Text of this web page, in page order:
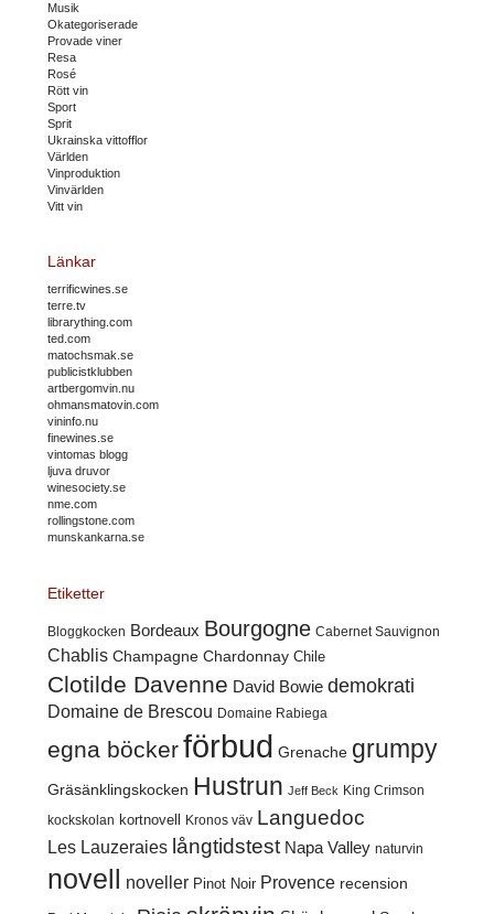
Musik
Okategoriserade
Provade viner
Resa
Rosé
Rött vin
Sport
Sprit
Ukrainska vittofflor
Världen
Vinproduktion
Vinvärlden
Vitt vin
Länkar
terrificwines.se
terre.tv
librarything.com
ted.com
matochsmak.se
publicistklubben
artbergomvin.nu
ohmansmatovin.com
vininfo.nu
finewines.se
vintomas blogg
ljuva druvor
winesociety.se
nme.com
rollingstone.com
munskankarna.se
Etiketter
Bloggkocken Bordeaux Bourgogne Cabernet Sauvignon
Chablis Champagne Chardonnay Chile
Clotilde Davenne David Bowie demokrati
Domaine de Brescou Domaine Rabiega
egna böckerförbud Grenache grumpy
Gräsänklingskocken Hustrun Jeff Beck King Crimson
kockskolan kortnovell Kronos väv Languedoc
Les Lauzeraies långtidstest Napa Valley naturvin
novell noveller Pinot Noir Provence recension